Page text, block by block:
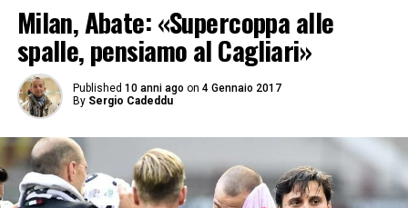
Milan, Abate: «Supercoppa alle
spalle, pensiamo al Cagliari»
Published 10 anni ago on 4 Gennaio 2017
By Sergio Cadeddu